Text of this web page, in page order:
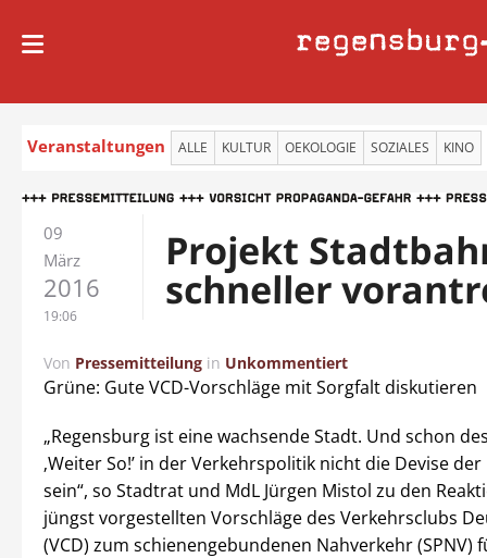
regensburg
Veranstaltungen ALLE KULTUR OEKOLOGIE SOZIALES KINO
09
März
2016
19:06
Projekt
schneller
Von Pressemitteilung in Unkommentiert
Grüne: Gute VCD-Vorschläge mit Sorgfalt diskutieren
„Regensburg ist eine wachsende Stadt. Und schon
‚Weiter So!’ in der Verkehrspolitik nicht die Devise
sein“, so Stadtrat und MdL Jürgen Mistol zu den
jüngst vorgestellten Vorschläge des Verkehrsclubs
(VCD) zum schienengebundenen Nahverkehr (SPNV)